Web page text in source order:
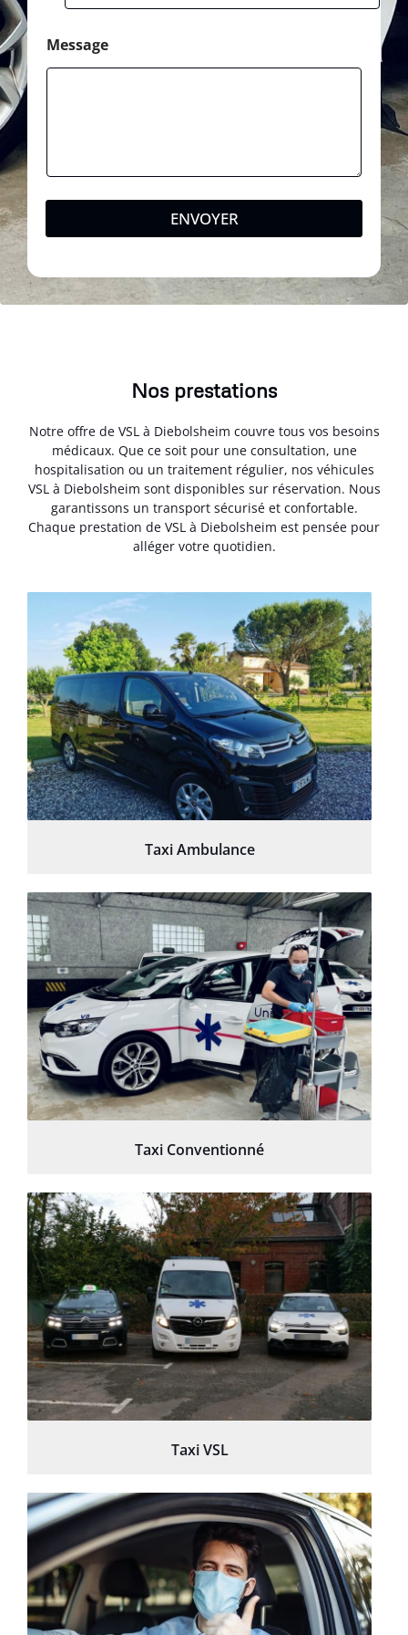
Message
ENVOYER
Nos prestations
Notre offre de VSL à Diebolsheim couvre tous vos besoins
médicaux. Que ce soit pour une consultation, une
hospitalisation ou un traitement régulier, nos véhicules
VSL à Diebolsheim sont disponibles sur réservation. Nous
garantissons un transport sécurisé et confortable.
Chaque prestation de VSL à Diebolsheim est pensée pour
alléger votre quotidien.
Taxi Ambulance
Taxi Conventionné
Taxi VSL